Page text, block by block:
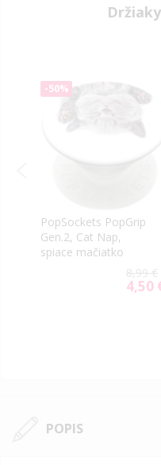
-50%
PopSockets PopGrip
Gen.2, Cat Nap,
spiace mačiatko
8,99 €
Special
4,50
POPIS